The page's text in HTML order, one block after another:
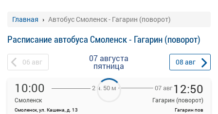
Главная Автобус Смоленск - Гагарин (поворот)
Расписание автобуса Смоленск - Гагарин (поворот)
06 авг 07 августа
пятница 08 авг
10:00
Смоленск
Смоленск, ул. Кашена, д. 13
2 ч. 50 м 07 авг 12:50
Гагарин (поворот)
Гагарин пов